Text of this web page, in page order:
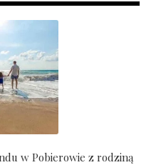
w Pobierowie z rodziną